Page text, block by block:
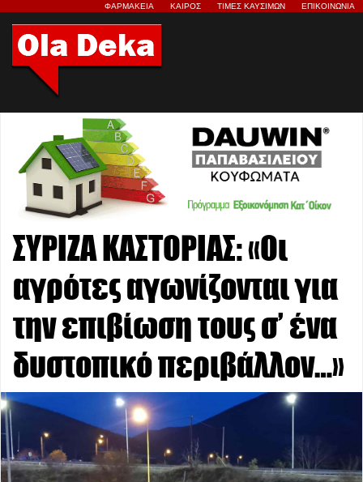
ΦΑΡΜΑΚΕΙΑ ΚΑΙΡΟΣ ΤΙΜΕΣ ΚΑΥΣΙΜΩΝ ΕΠΙΚΟΙΝΩΝΙΑ
ΣΥΡΙΖΑ ΚΑΣΤΟΡΙΑΣ: «Οι
αγρότες αγωνίζονται για
την επιβίωση τους σ’ ένα
δυστοπικό περιβάλλον…»